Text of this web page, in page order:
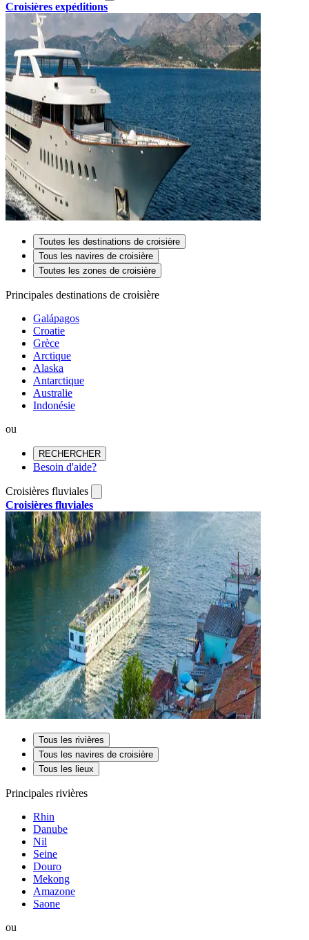
Croisières expéditions
Toutes les destinations de croisière
Tous les navires de croisière
Toutes les zones de croisière
Principales destinations de croisière
Galápagos
Croatie
Grèce
Arctique
Alaska
Antarctique
Australie
Indonésie
ou
RECHERCHER
Besoin d'aide?
Croisières fluviales
Croisières fluviales
Tous les rivières
Tous les navires de croisière
Tous les lieux
Principales rivières
Rhin
Danube
Nil
Seine
Douro
Mekong
Amazone
Saone
ou